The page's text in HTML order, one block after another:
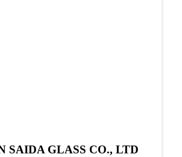
SAIDA GLASS CO., LTD